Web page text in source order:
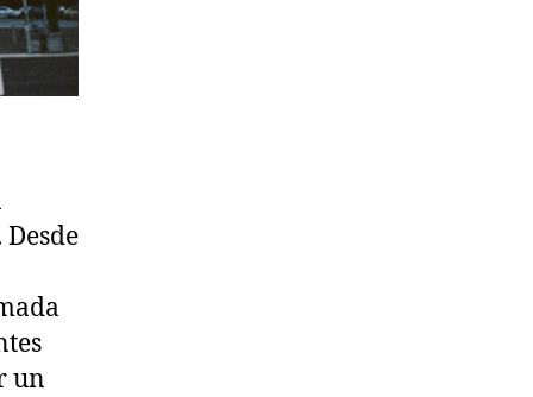
un